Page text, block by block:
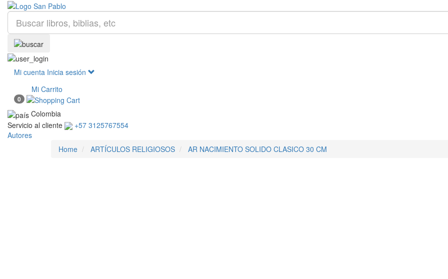
Mi cuenta Inicia sesión
Mi Carrito
0
Colombia
Servicio al cliente
+57 3125767554
Autores
Home
ARTÍCULOS RELIGIOSOS AR NACIMIENTO SOLIDO CLASICO 30 CM